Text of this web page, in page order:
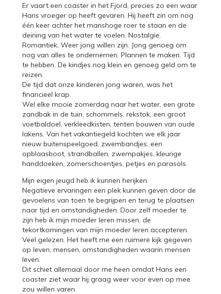
Er vaart een coaster in het Fjord, precies zo een waar
Hans vroeger op heeft gevaren. Hij heeft zin om nog
één keer achter het manshoge roer te staan en de
deining van het water te voelen. Nostalgie.
Romantiek. Weer jong willen zijn. Jong genoeg om
nog van alles te ondernemen. Plannen te maken. Tijd
te hebben. De kindjes nog klein en genoeg geld om te
reizen.
De tijd dat onze kinderen jong waren, was het
financieel krap.
Wel elke mooie zomerdag naar het water, een grote
zandbak in de tuin, schommels, rekstok, een groot
voetbaldoel, verkleedkisten, tenten bouwen van oude
lakens. Van het vakantiegeld kochten we elk jaar
nieuw buitenspeelgoed, zwembandjes, een
opblaasboot, strandballen, zwempakjes, kleurige
handdoeken, zomerschoentjes, petjes en parasols.
Mijn eigen jeugd heb ik kunnen herijken.
Negatieve ervaringen een plek kunnen geven door de
gevoelens van toen te begrijpen en terug te plaatsen
naar tijd en omstandigheden. Door zelf moeder te
zijn heb ik mijn moeder leren missen, de
tekortkomingen van mijn moeder leren accepteren.
Veel gelezen. Het heeft me een ruimere kijk gegeven
op leven, mensen, omstandigheden waarin mensen
leven.
Dit schiet allemaal door me heen omdat Hans een
coaster ziet waar hij graag weer voor even op mee
zou willen varen.